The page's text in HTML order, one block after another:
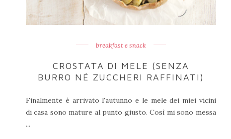
breakfast e snack
CROSTATA DI MELE (SENZA
BURRO NÉ ZUCCHERI RAFFINATI)
Finalmente è arrivato l'autunno e le mele dei miei vicini
di casa sono mature al punto giusto. Così mi sono messa
...